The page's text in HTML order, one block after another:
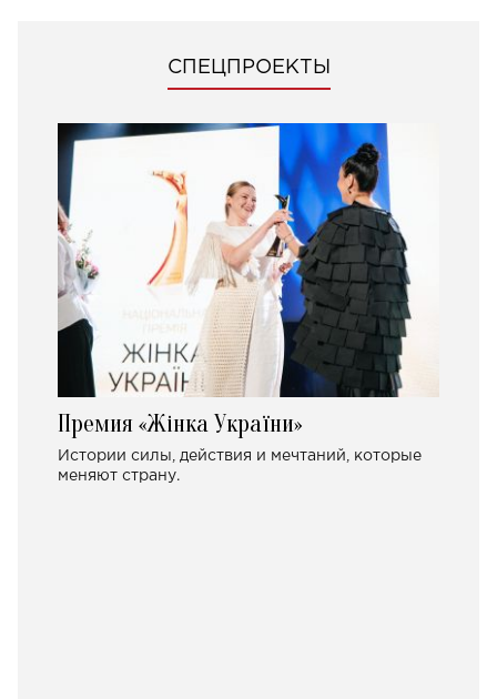
СПЕЦПРОЕКТЫ
Премия «Жінка України»
Истории силы, действия и мечтаний, которые
меняют страну.